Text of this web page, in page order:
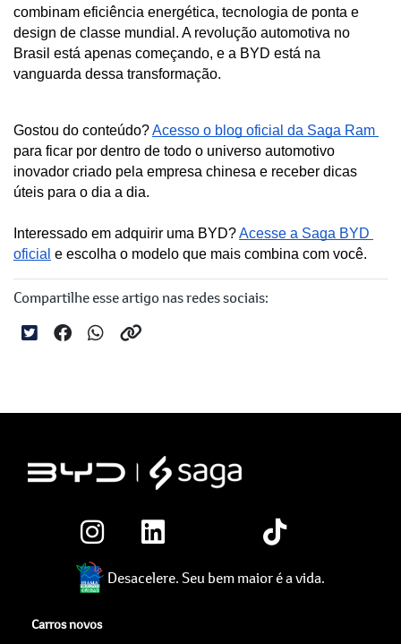
combinam eficiência energética, tecnologia de ponta e
design de classe mundial. A revolução automotiva no
Brasil está apenas começando, e a BYD está na
vanguarda dessa transformação.
Gostou do conteúdo?
para ficar por dentro de todo o universo automotivo
inovador criado pela empresa chinesa e receber dicas
úteis para o dia a dia.
Interessado em adquirir uma BYD? Acesse a Saga BYD
oficial e escolha o modelo que mais combina com você.
Compartilhe esse artigo nas redes sociais:
Desacelere. Seu bem maior é a vida.
Carros novos